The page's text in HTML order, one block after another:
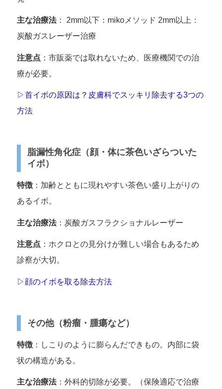
主な治療法： 2mm以下：mikoメソッド 2mm以上：
炭酸ガスレーザー治療
注意点 ：市販薬では取れないため、医療機関での治
療が必要。
▷首イボの原因は？皮膚科でスッキリ除去する3つの
方法
脂漏性角化症（顔・体に茶色いざらついた
イボ）
特徴：加齢とともに現れやすい茶色い盛り上がりの
あるイボ。
主な治療法：炭酸ガスフラクショナルレーザー
注意点 ：ホクロとの見分けが難しい場合もあるため
診察が大切。
▷顔のイボを取る除去方法
その他（粉瘤・腫瘍など）
特徴：しこりのように膨らんだできもの。内部に袋
状の構造がある。
主な治療法：外科的切除が必要。（保険適応で治療